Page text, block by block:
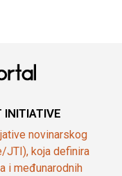
INITIATIVE
novinarskog
JTI), koja definira
i međunarodnih